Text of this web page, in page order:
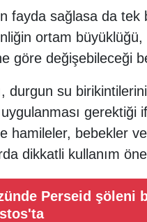
fayda sağlasa da tek
ortam
göre değişebileceği
durgun su
gerektiği
hamileler, bebekler
dikkatli kullanım
Perseid şöleni